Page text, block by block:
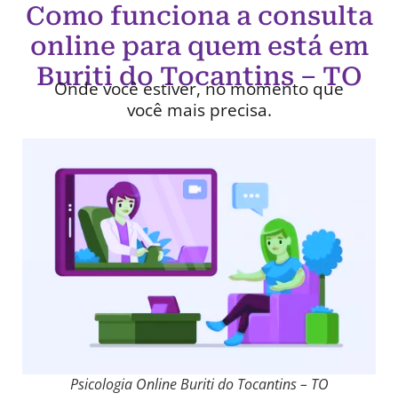
Como funciona a consulta
online para quem está em
Buriti do Tocantins – TO
Onde você estiver, no momento que
você mais precisa.
Psicologia Online Buriti do Tocantins – TO